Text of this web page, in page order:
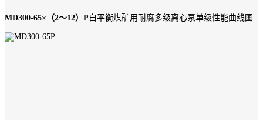
MD300-65×（2～12）P 自平衡煤矿用耐腐多级离心泵单级性能曲线图